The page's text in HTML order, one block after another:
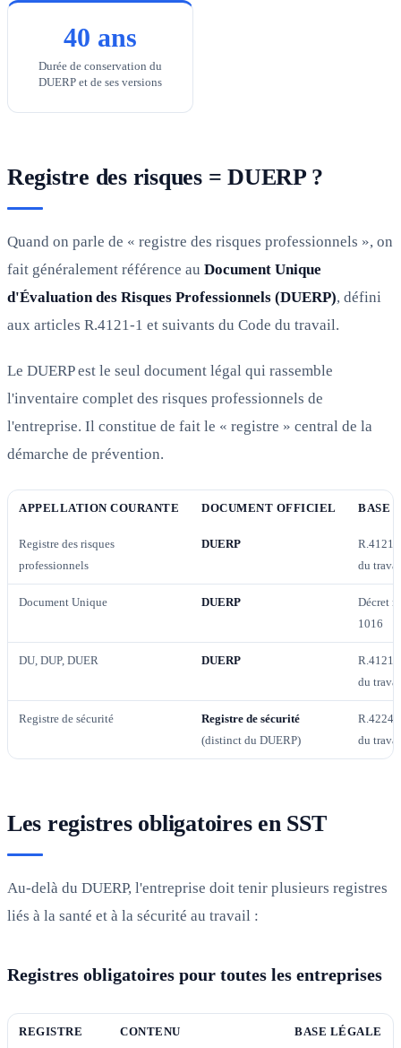
40 ans
Durée de conservation du
DUERP et de ses versions
Registre des risques = DUERP ?
Quand on parle de « registre des risques professionnels », on
fait généralement référence au Document Unique
d'Évaluation des Risques Professionnels (DUERP), défini
aux articles R.4121-1 et suivants du Code du travail.
Le DUERP est le seul document légal qui rassemble
l'inventaire complet des risques professionnels de
l'entreprise. Il constitue de fait le « registre » central de la
démarche de prévention.
APPELLATION COURANTE DOCUMENT OFFICIEL BASE
Registre des risques
professionnels
DUERP
R.4121-
du
Document Unique DUERP
Décret
1016
DU, DUP, DUER DUERP
R.4121-
du
Registre de sécurité
Registre de sécurité
(distinct du DUERP)
R.4224-
du
Les registres obligatoires en SST
Au-delà du DUERP, l'entreprise doit tenir plusieurs registres
liés à la santé et à la sécurité au travail :
Registres obligatoires pour toutes les entreprises
REGISTRE CONTENU BASE LÉGALE